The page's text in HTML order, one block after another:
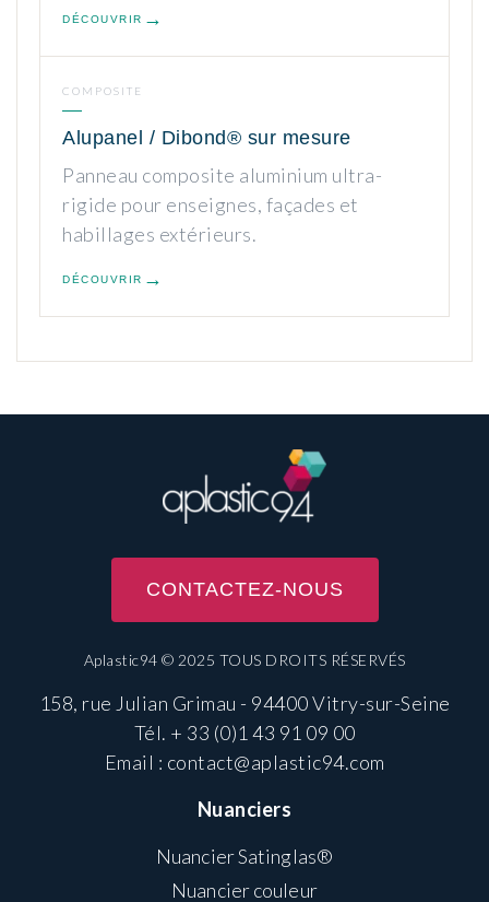
DÉCOUVRIR
COMPOSITE
Alupanel / Dibond® sur mesure
Panneau composite aluminium ultra-
rigide pour enseignes, façades et
habillages extérieurs.
DÉCOUVRIR
CONTACTEZ-NOUS
Aplastic94 © 2025 TOUS DROITS RÉSERVÉS
158, rue Julian Grimau - 94400 Vitry-sur-Seine
Tél. + 33 (0)1 43 91 09 00
Email : contact@aplastic94.com
Nuanciers
Nuancier Satinglas®
Nuancier couleur